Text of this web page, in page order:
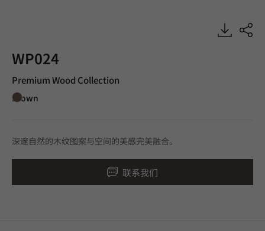
WP024
Premium Wood Collection
Brown
深邃自然的木纹图案与空间的美感完美融合。
联系我们